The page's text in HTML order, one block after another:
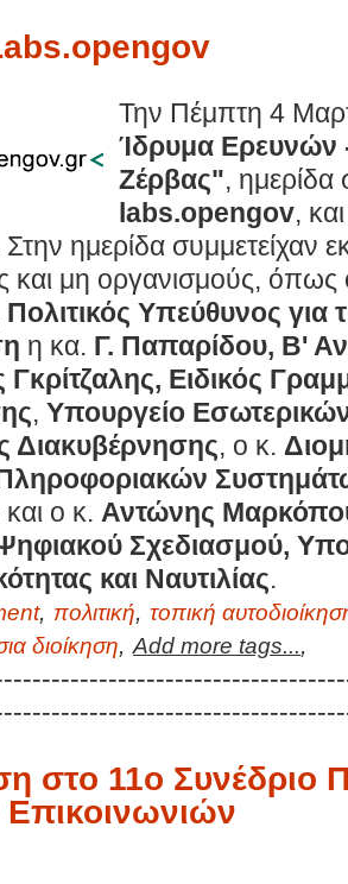
Την Πέμπτη 4
Ίδρυμα Ερευνών
Ζέρβας", ημερίδα
labs.opengov,
Στην ημερίδα
και μη οργανισμούς,
Πολιτικός Υπεύθυνος για
η κα. Γ. Παπαρίδου, Β'
Ειδικός
, Υπουργείο
Διακυβέρνησης, ο κ.
και ο κ. Αντώνης
Σχεδιασμού,
και Ναυτιλίας.
, πολιτική, τοπική
διοίκηση, Add more tags...,
στο 11ο Συνέδριο